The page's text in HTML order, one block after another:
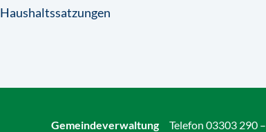
Haushaltssatzungen
Gemeindeverwaltung
Telefon 03303 290 –